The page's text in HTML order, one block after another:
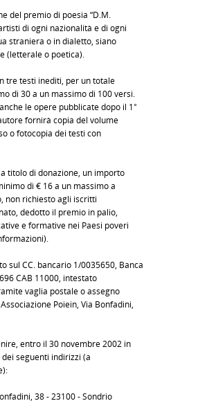
del premio di poesia “D.M.
di ogni nazionalità e di ogni
straniera o in dialetto, siano
(letterale o poetica).
tre testi inediti, per un totale
di 30 a un massimo di 100 versi.
le opere pubblicate dopo il 1°
fornirà copia del volume
o fotocopia dei testi con
titolo di donazione, un importo
di € 16 a un massimo a
non richiesto agli iscritti
dedotto il premio in palio,
e formative nei Paesi poveri
sul CC. bancario 1/0035650, Banca
CAB 11000, intestato
vaglia postale o assegno
Poiein, Via Bonfadini,
entro il 30 novembre 2002 in
seguenti indirizzi (a
38 - 23100 - Sondrio